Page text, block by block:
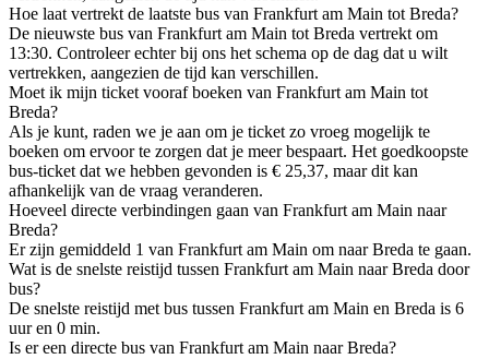
Hoe laat vertrekt de laatste bus van Frankfurt am Main tot Breda?
De nieuwste bus van Frankfurt am Main tot Breda vertrekt om
13:30. Controleer echter bij ons het schema op de dag dat u wilt
vertrekken, aangezien de tijd kan verschillen.
Moet ik mijn ticket vooraf boeken van Frankfurt am Main tot
Breda?
Als je kunt, raden we je aan om je ticket zo vroeg mogelijk te
boeken om ervoor te zorgen dat je meer bespaart. Het goedkoopste
bus-ticket dat we hebben gevonden is € 25,37, maar dit kan
afhankelijk van de vraag veranderen.
Hoeveel directe verbindingen gaan van Frankfurt am Main naar
Breda?
Er zijn gemiddeld 1 van Frankfurt am Main om naar Breda te gaan.
Wat is de snelste reistijd tussen Frankfurt am Main naar Breda door
bus?
De snelste reistijd met bus tussen Frankfurt am Main en Breda is 6
uur en 0 min.
Is er een directe bus van Frankfurt am Main naar Breda?